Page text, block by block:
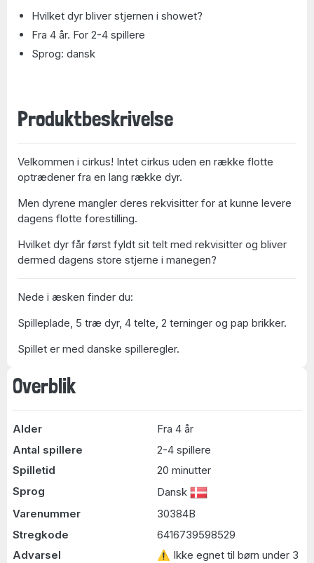
Overblik
Alder
Fra 4 år
Antal spillere
2-4 spillere
Spilletid
20 minutter
Sprog
Dansk
Varenummer
30384B
Stregkode
6416739598529
Advarsel
⚠ Ikke egnet til børn under 3
Hvilket dyr bliver stjernen i showet?
Fra 4 år. For 2-4 spillere
Sprog: dansk
Produktbeskrivelse
Velkommen i cirkus! Intet cirkus uden en række flotte
optrædener fra en lang række dyr.
Men dyrene mangler deres rekvisitter for at kunne levere
dagens flotte forestilling.
Hvilket dyr får først fyldt sit telt med rekvisitter og bliver
dermed dagens store stjerne i manegen?
Nede i æsken finder du:
Spilleplade, 5 træ dyr, 4 telte, 2 terninger og pap brikker.
Spillet er med danske spilleregler.